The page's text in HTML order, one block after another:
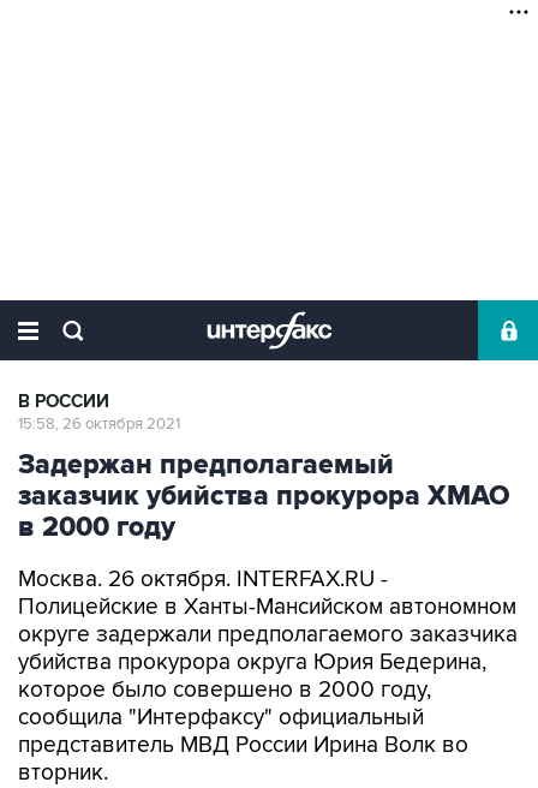
В РОССИИ
15:58, 26 октября 2021
Задержан предполагаемый
заказчик убийства прокурора ХМАО
в 2000 году
Москва. 26 октября. INTERFAX.RU -
Полицейские в Ханты-Мансийском автономном
округе задержали предполагаемого заказчика
убийства прокурора округа Юрия Бедерина,
которое было совершено в 2000 году,
сообщила "Интерфаксу" официальный
представитель МВД России Ирина Волк во
вторник.